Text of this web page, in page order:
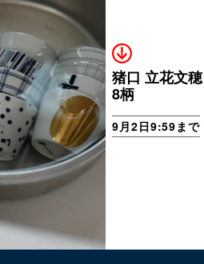
猪口 立花文穂
8柄
9月2日9:59まで